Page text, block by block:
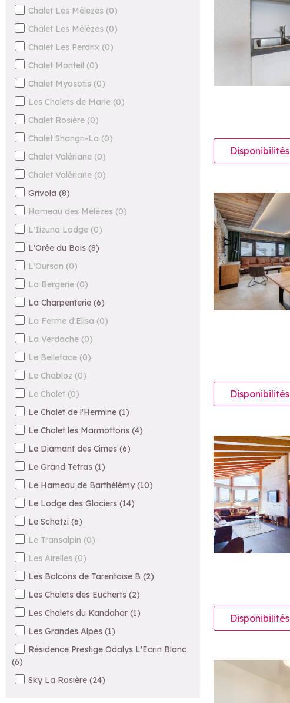
Chalet Les Mélezes (0)
Chalet Les Mélèzes (0)
Chalet Les Perdrix (0)
Chalet Monteil (0)
Chalet Myosotis (0)
Les Chalets de Marie (0)
Chalet Rosière (0)
Chalet Shangri-La (0)
Chalet Valériane (0)
Chalet Valériane (0)
Grivola (8)
Hameau des Mélèzes (0)
L'Iizuna Lodge (0)
L'Orée du Bois (8)
L'Ourson (0)
La Bergerie (0)
La Charpenterie (6)
La Ferme d'Elisa (0)
La Verdache (0)
Le Belleface (0)
Le Chabloz (0)
Le Chalet (0)
Le Chalet de l'Hermine (1)
Le Chalet les Marmottons (4)
Le Diamant des Cimes (6)
Le Grand Tetras (1)
Le Hameau de Barthélémy (10)
Le Lodge des Glaciers (14)
Le Schatzi (6)
Le Transalpin (0)
Les Airelles (0)
Les Balcons de Tarentaise B (2)
Les Chalets des Eucherts (2)
Les Chalets du Kandahar (1)
Les Grandes Alpes (1)
Résidence Prestige Odalys L'Ecrin Blanc
(6)
Sky La Rosière (24)
Disponibilités
Disponibilités
Disponibilités